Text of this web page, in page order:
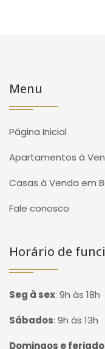
Menu
Página Inicial
Apartamentos à
Casas à Venda em
Fale conosco
Horário de
Seg à sex: 9h às 18h
Sábados: 9h às 13h
Domingos e